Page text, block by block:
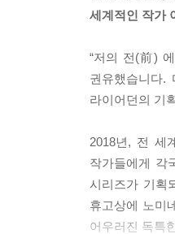
가모장님은 자
“너는 모든 일
“서쪽의 백호
나는 우리 가족
--- p.45
나는 한 개의
실내 대나무
만들 때 일류
세계적인 작가
“저의 전(前)
권유했습니다.
라이어던의 기
2018년, 전 세
작가들에게 각
시리즈가 기획
휴고상에 노미
어우러진 독특